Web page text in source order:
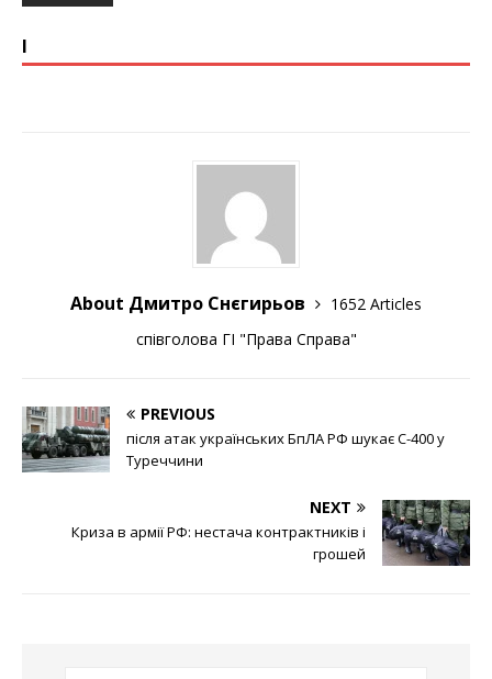
І
About Дмитро Снєгирьов
1652 Articles
співголова ГІ "Права Справа"
PREVIOUS
після атак українських БпЛА РФ шукає С-400 у
Туреччини
NEXT
Криза в армії РФ: нестача контрактників і
грошей